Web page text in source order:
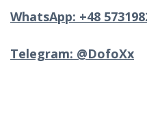
WhatsApp: +48
Telegram: @DofoXx